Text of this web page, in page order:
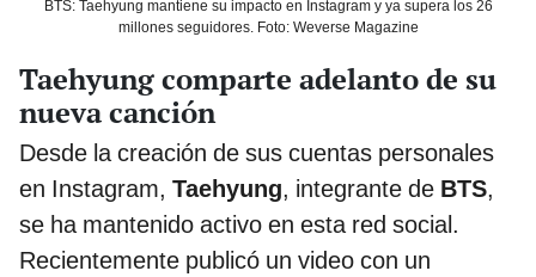
BTS: Taehyung mantiene su impacto en Instagram y ya supera los 26
millones seguidores. Foto: Weverse Magazine
Taehyung comparte adelanto de su
nueva canción
Desde la creación de sus cuentas personales
en Instagram, Taehyung, integrante de BTS,
se ha mantenido activo en esta red social.
Recientemente publicó un video con un